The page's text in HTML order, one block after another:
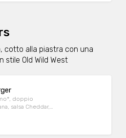
cotto alla piastra con una
stile Old Wild West
doppio
salsa Cheddar,
da